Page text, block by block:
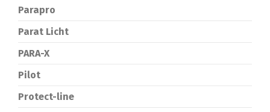
Parapro
Parat Licht
PARA-X
Pilot
Protect-line